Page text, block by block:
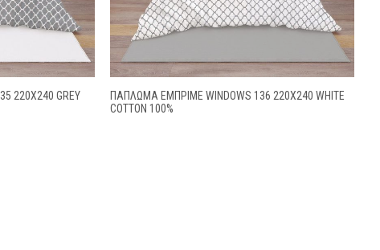
220X240 GREY
ΠΑΠΛΩΜΑ ΕΜΠΡΙΜΕ WINDOWS 136 220X240 WHITE
COTTON 100%